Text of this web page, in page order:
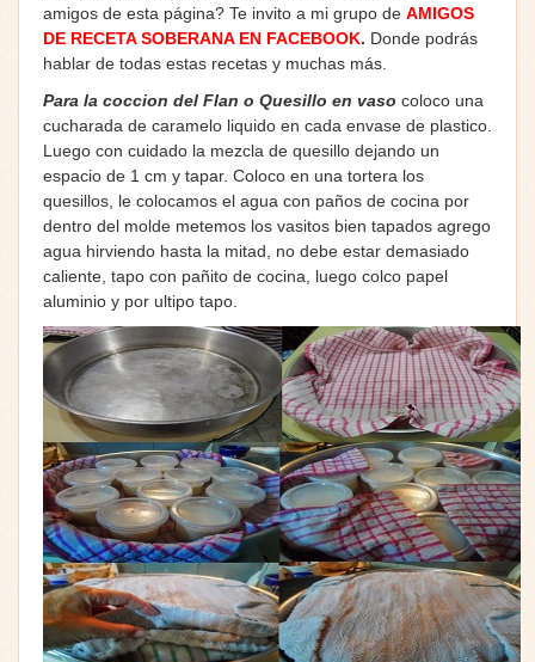
amigos de esta página? Te invito a mi grupo de AMIGOS
DE RECETA SOBERANA EN FACEBOOK. Donde podrás
hablar de todas estas recetas y muchas más.
Para la coccion del Flan o Quesillo en vaso coloco una
cucharada de caramelo liquido en cada envase de plastico.
Luego con cuidado la mezcla de quesillo dejando un
espacio de 1 cm y tapar. Coloco en una tortera los
quesillos, le colocamos el agua con paños de cocina por
dentro del molde metemos los vasitos bien tapados agrego
agua hirviendo hasta la mitad, no debe estar demasiado
caliente, tapo con pañito de cocina, luego colco papel
aluminio y por ultipo tapo.